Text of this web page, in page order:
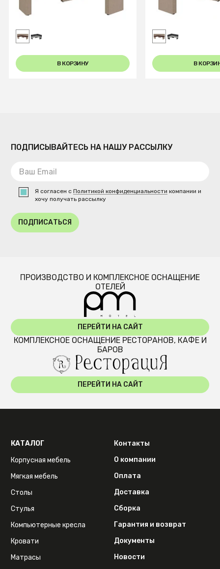
Диван кухон. Ratio 178-140 R
beige/coffe
В КОРЗИНУ
Диван кухон.
beige/coffe
В
ПОДПИСЫВАЙТЕСЬ НА НАШУ РАССЫЛКУ
Я согласен сПолитикой конфиденциальности компании и
хочу получать рассылку
ПОДПИСАТЬСЯ
ПРОИЗВОДСТВО И КОМПЛЕКСНОЕ ОСНАЩЕНИЕ
ОТЕЛЕЙ
ПЕРЕЙТИ НА САЙТ
КОМПЛЕКСНОЕ ОСНАЩЕНИЕ РЕСТОРАНОВ, КАФЕ И
БАРОВ
ПЕРЕЙТИ НА САЙТ
КАТАЛОГ
Корпусная мебель
Мягкая мебель
Столы
Стулья
Компьютерные кресла
Кровати
Матрасы
Контакты
О компании
Оплата
Доставка
Сборка
Гарантия и возврат
Документы
Новости